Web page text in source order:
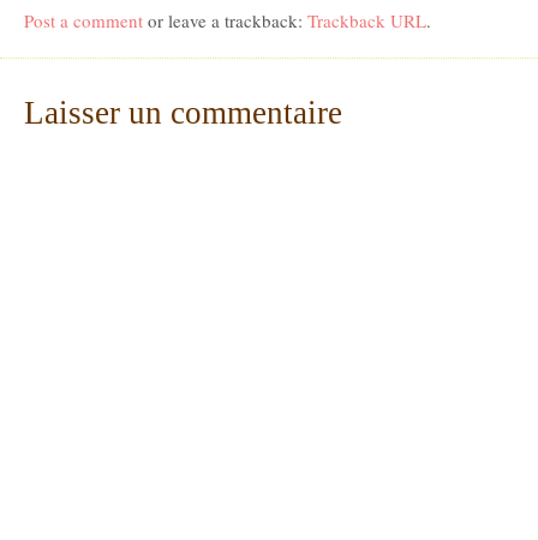
Post a comment or leave a trackback: Trackback URL.
Laisser un commentaire